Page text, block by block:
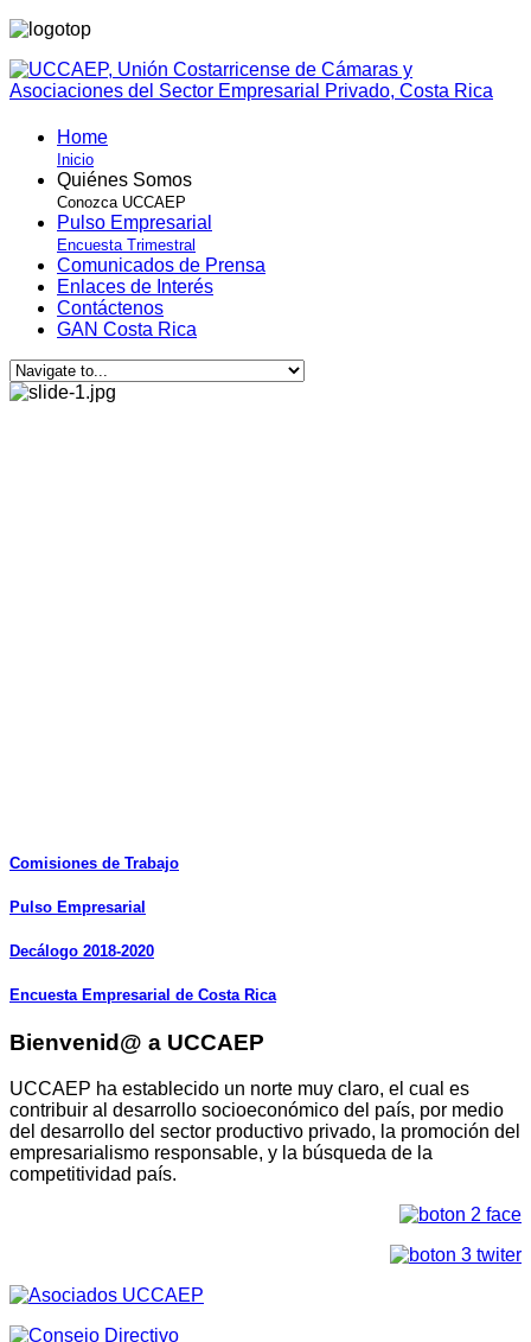
Home
Inicio
Quiénes Somos
Conozca UCCAEP
Pulso Empresarial
Encuesta Trimestral
Comunicados de Prensa
Enlaces de Interés
Contáctenos
GAN Costa Rica
Comisiones de Trabajo
Pulso Empresarial
Decálogo 2018-2020
Encuesta Empresarial de Costa Rica
Bienvenid@ a UCCAEP
UCCAEP ha establecido un norte muy claro, el cual es
contribuir al desarrollo socioeconómico del país, por medio
del desarrollo del sector productivo privado, la promoción del
empresarialismo responsable, y la búsqueda de la
competitividad país.